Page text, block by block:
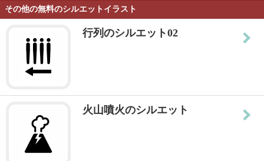
その他の無料のシルエットイラスト
行列のシルエット02
火山噴火のシルエット